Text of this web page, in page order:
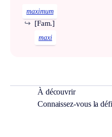
maximum
[Fam.]
↪
maxi
À découvrir
Connaissez-vous la